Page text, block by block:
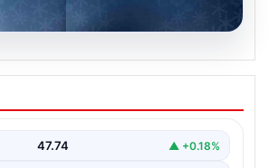
FK, Festy Ebosele ile ön
Festy Oseiwe Ebosele ile…
47.74 ▲ +0.18%